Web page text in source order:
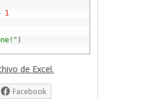
1
)
de Excel.
Facebook